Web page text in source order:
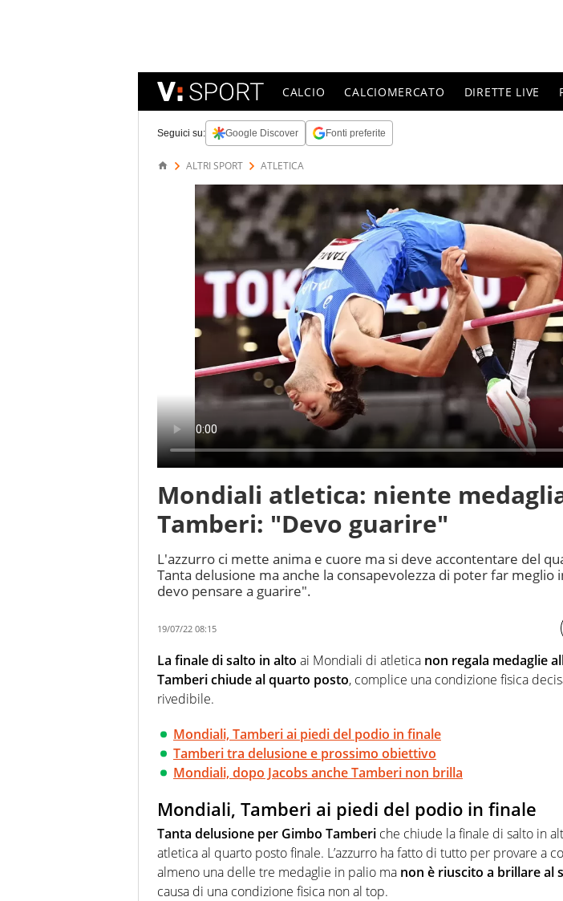
CALCIO CALCIOMERCATO DIRETTE LIVE
Seguici su: Google Discover Fonti preferite
ALTRI SPORT ATLETICA
Mondiali atletica: niente
Tamberi: "Devo guarire"
L'azzurro ci mette anima e cuore ma si deve accontentare del
Tanta delusione ma anche la consapevolezza di poter far meglio
devo pensare a guarire".
19/07/22 08:15
La finale di salto in alto ai Mondiali di atletica non regala medaglie
Tamberi chiude al quarto posto, complice una condizione fisica
rivedibile.
Mondiali, Tamberi ai piedi del podio in finale
Tamberi tra delusione e prossimo obiettivo
Mondiali, dopo Jacobs anche Tamberi non brilla
Mondiali, Tamberi ai piedi del podio in finale
Tanta delusione per Gimbo Tamberi che chiude la finale di salto in
atletica al quarto posto finale. L’azzurro ha fatto di tutto per provare a
almeno una delle tre medaglie in palio ma non è riuscito a brillare al
causa di una condizione fisica non al top.